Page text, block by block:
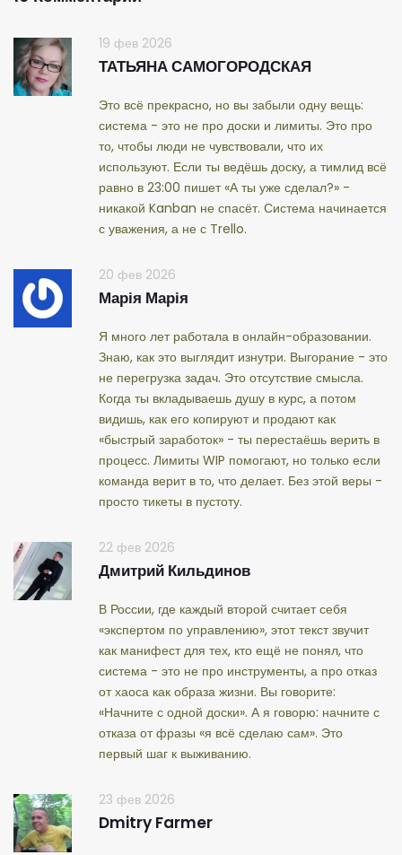
19 фев 2026
ТАТЬЯНА САМОГОРОДСКАЯ
Это всё прекрасно, но вы забыли одну вещь:
система - это не про доски и лимиты. Это про
то, чтобы люди не чувствовали, что их
используют. Если ты ведёшь доску, а тимлид всё
равно в 23:00 пишет «А ты уже сделал?» -
никакой Kanban не спасёт. Система начинается
с уважения, а не с Trello.
20 фев 2026
Марія Марія
Я много лет работала в онлайн-образовании.
Знаю, как это выглядит изнутри. Выгорание - это
не перегрузка задач. Это отсутствие смысла.
Когда ты вкладываешь душу в курс, а потом
видишь, как его копируют и продают как
«быстрый заработок» - ты перестаёшь верить в
процесс. Лимиты WIP помогают, но только если
команда верит в то, что делает. Без этой веры -
просто тикеты в пустоту.
22 фев 2026
Дмитрий Кильдинов
В России, где каждый второй считает себя
«экспертом по управлению», этот текст звучит
как манифест для тех, кто ещё не понял, что
система - это не про инструменты, а про отказ
от хаоса как образа жизни. Вы говорите:
«Начните с одной доски». А я говорю: начните с
отказа от фразы «я всё сделаю сам». Это
первый шаг к выживанию.
23 фев 2026
Dmitry Farmer